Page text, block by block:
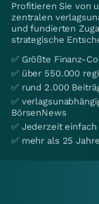
Profitieren Sie von
zentralen
und fundierten
strategische
✅ Größte Finanz-
✅ über 550.000
✅ rund 2.000
✅
BörsenNews
✅ Jederzeit
✅ mehr als 25